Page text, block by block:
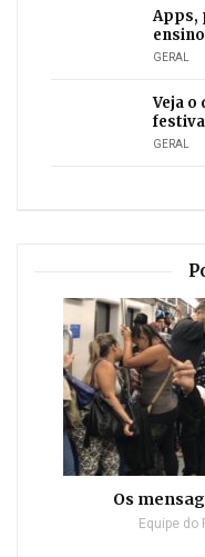
Apps,
GERAL
Veja o
GERAL
Os
Equipe do